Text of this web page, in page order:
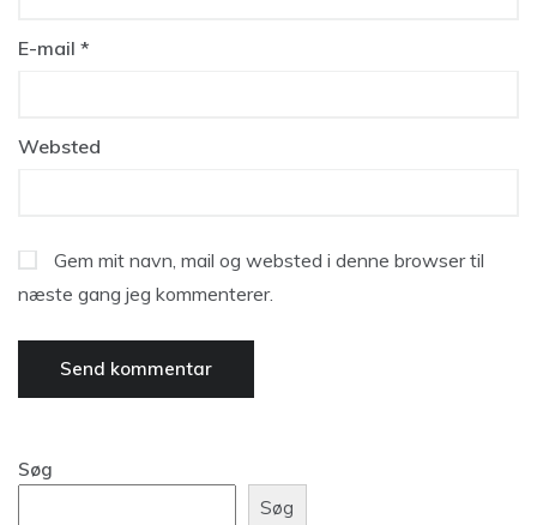
E-mail *
Websted
Gem mit navn, mail og websted i denne browser til
næste gang jeg kommenterer.
Søg
Søg